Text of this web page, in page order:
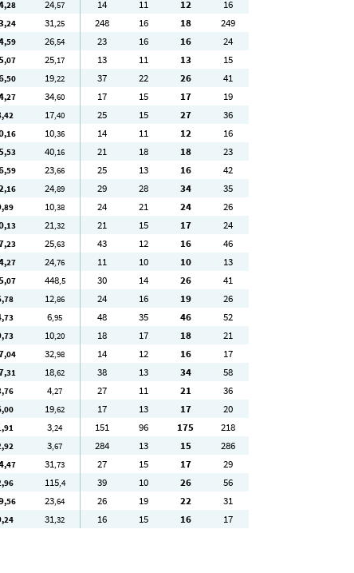
,28 24,57 14 11 12
16
,24 31,25 248 16 18
249
,59 26,54 23 16 16
24
,07 25,17 13 11 13
15
,50 19,22 37 22 26
41
,27 34,60 17 15 17
19
,42 17,40 25 15 27
36
,16 10,36 14 11 12
16
,53 40,16 21 18 18
23
,59 23,66 25 13 16
42
,16 24,89 29 28 34
35
,89 10,38 24 21 24
26
,13 21,32 21 15 17
24
,23 25,63 43 12 16
46
,27 24,76 11 10 10
13
,07 448,5 30 14 26
41
,78 12,86 24 16 19
26
,73 6,95 48 35 46
52
,73 10,20 18 17 18
21
,04 32,98 14 12 16
17
,31 18,62 38 13 34
58
,76 4,27 27 11 21
36
,00 19,62 17 13 17
20
,91 3,24 151 96 175
218
,92 3,67 284 13 15
286
,47 31,73 27 15 17
29
,96 115,4 39 10 26
56
,56 23,64 26 19 22
31
,24 31,32 16 15 16 17